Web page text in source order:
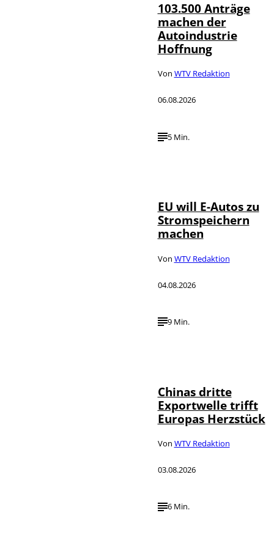
103.500 Anträge
machen der
Autoindustrie
Hoffnung
Von WTV Redaktion
06.08.2026
5 Min.
EU will E-Autos zu
Stromspeichern
machen
Von WTV Redaktion
04.08.2026
9 Min.
Chinas dritte
Exportwelle trifft
Europas Herzstück
Von WTV Redaktion
03.08.2026
6 Min.